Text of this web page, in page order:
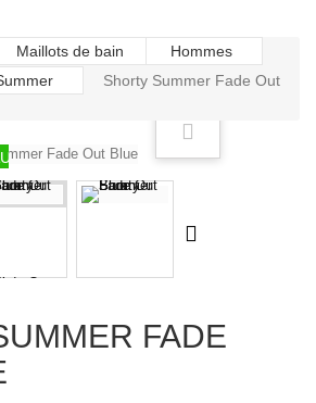
Maillots de bain
Hommes
Shorty Summer Fade Out
FADE